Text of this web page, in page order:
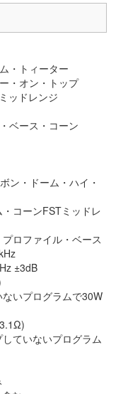
・トィーター
・オン・トップ
ッドレンジ
ベース・コーン
ン・ドーム・ハイ・
コーンFSTミッドレ
ロファイル・ベース
±3dB
いプログラムで30W
ていないプログラム